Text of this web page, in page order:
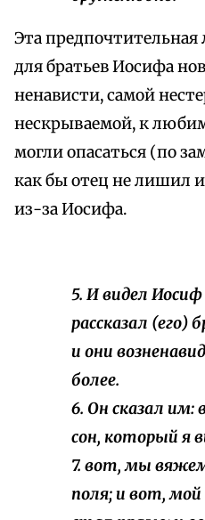
Эта
для братьев Иосифа
ненависти, самой
нескрываемой, к
могли опасаться (по
как бы отец не лишил
из-за Иосифа.
5. И видел Иосиф
рассказал (его)
и они
более.
6. Он сказал
сон, который я
7. вот, мы
поля; и вот, мой